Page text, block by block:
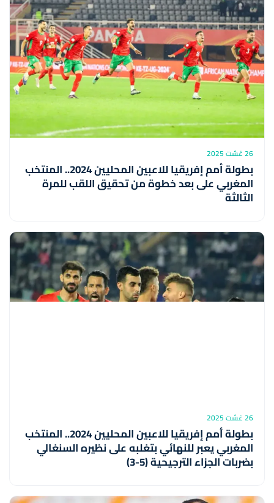
26 غشت 2025
بطولة أمم إفريقيا للاعبين المحليين 2024.. المنتخب
المغربي على بعد خطوة من تحقيق اللقب للمرة
الثالثة
26 غشت 2025
بطولة أمم إفريقيا للاعبين المحليين 2024.. المنتخب
المغربي يعبر للنهائي بتغلبه على نظيره السنغالي
بضربات الجزاء الترجيحية (5-3)